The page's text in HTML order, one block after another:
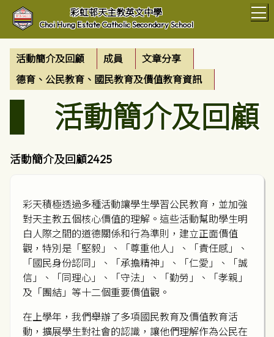
彩虹邨天主教英文中學
Choi Hung Estate Catholic Secondary School
活動簡介及回顧 成員
文章分享
德育、公民教育、國民教育及價值教育資訊
活動簡介及回顧
活動簡介及回顧2425
彩天積極透過多種活動讓學生學習公民教育，並加強
對天主教五個核心價值的理解。這些活動幫助學生明
白人際之間的道德關係和行為準則，建立正面價值
觀，特別是「堅毅」、「尊重他人」、「責任感」、
「國民身份認同」、「承擔精神」、「仁愛」、「誠
信」、「同理心」、「守法」、「勤勞」、「孝親」
及「團結」等十二個重要價值觀。
在上學年，我們舉辦了多項國民教育及價值教育活
動，擴展學生對社會的認識，讓他們理解作為公民在